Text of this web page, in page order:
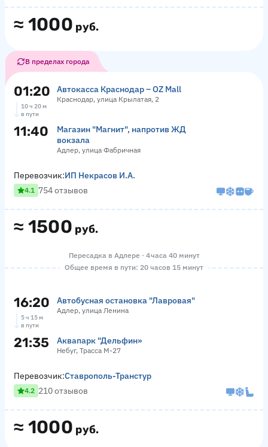
≈ 1000 руб.
В пределах города
01:20 Автокасса Краснодар – OZ Mall
Краснодар, улица Крылатая, 2
10 ч 20 м
в пути
11:40
Магазин "Магнит", напротив ЖД
вокзала
Адлер, улица Фабричная
≈ 1500 руб.
Перевозчик:ИП Некрасов И.А.
4.1 754 отзывов
Пересадка в Адлере · 4 часа 40 минут
Общее время в пути: 20 часов 15 минут
16:20 Автобусная остановка "Лавровая"
Адлер, улица Ленина
5 ч 15 м
в пути
21:35 Аквапарк "Дельфин»
Небуг, Трасса М-27
≈ 1000 руб.
Перевозчик:Ставрополь-Транстур
4.2 210 отзывов